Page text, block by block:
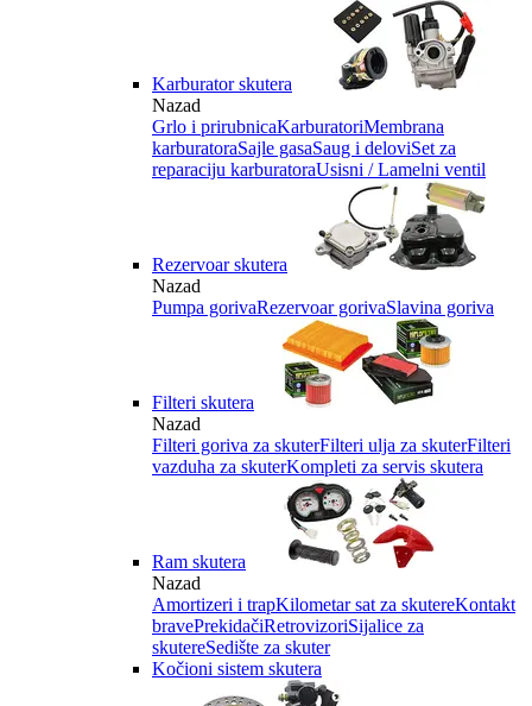
Karburator skutera
Nazad
Grlo i prirubnicaKarburatoriMembrana
karburatoraSajle gasaSaug i deloviSet za
reparaciju karburatoraUsisni / Lamelni ventil
Rezervoar skutera
Nazad
Pumpa gorivaRezervoar gorivaSlavina goriva
Filteri skutera
Nazad
Filteri goriva za skuterFilteri ulja za skuterFilteri
vazduha za skuterKompleti za servis skutera
Ram skutera
Nazad
Amortizeri i trapKilometar sat za skutereKontakt
bravePrekidačiRetrovizoriSijalice za
skutereSedište za skuter
Kočioni sistem skutera